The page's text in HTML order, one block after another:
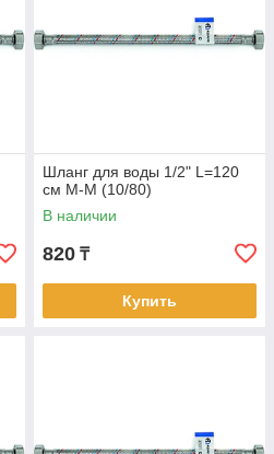
Шланг для воды 1/2" L=120
см М-М (10/80)
В наличии
820 ₸
Купить